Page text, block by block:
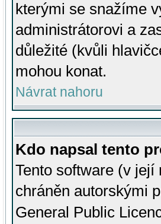
kterými se snažíme
administrátorovi a
důležité (kvůli
mohou konat.
Návrat nahoru
Kdo napsal tento
Tento software (v
chráněn autorskými
General Public